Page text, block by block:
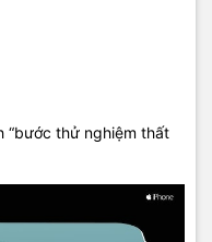
“bước thử nghiệm thất